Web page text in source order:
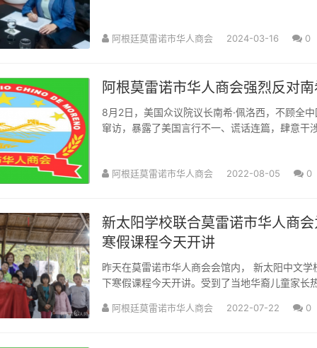
阿根廷莫雷诺市华人商会 2024-03-16 0
阿根莫雷诺市华人商会强烈反对
8月2日，美国众议院议长南希·佩洛西，不顾全
窜访，暴露了美国言行不一、谎话连篇，肆意干
阿根廷莫雷诺市华人商会 2022-08-05 0
新太阳学校联合莫雷诺市华人商
寒假课程今天开讲
昨天在莫雷诺市华人商会会馆内， 新太阳中文
下寒假课程今天开讲。受到了当地华裔儿童家长
阿根廷莫雷诺市华人商会 2022-07-22 0